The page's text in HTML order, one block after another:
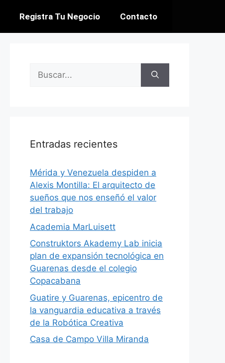
Registra Tu Negocio Contacto
Entradas recientes
​Mérida y Venezuela despiden a
Alexis Montilla: El arquitecto de
sueños que nos enseñó el valor
del trabajo
Academia MarLuisett
Construktors Akademy Lab inicia
plan de expansión tecnológica en
Guarenas desde el colegio
Copacabana
Guatire y Guarenas, epicentro de
la vanguardia educativa a través
de la Robótica Creativa
Casa de Campo Villa Miranda